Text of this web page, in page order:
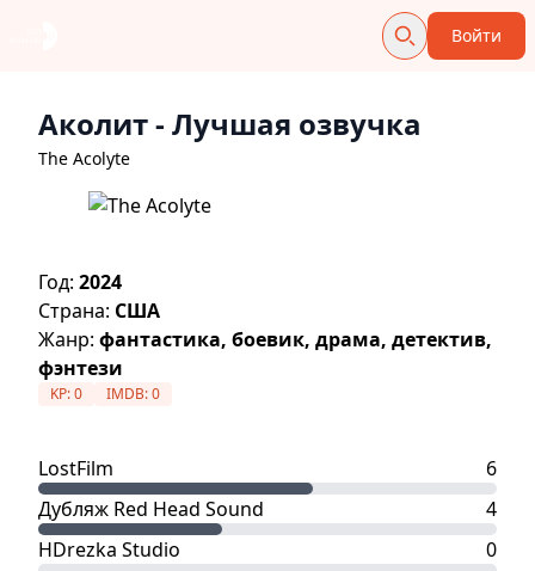
Войти
Аколит- Лучшая озвучка
The Acolyte
Год: 2024
Страна: США
Жанр: фантастика, боевик, драма, детектив,
фэнтези
KP:0 IMDB:0
LostFilm
6
Дубляж Red Head Sound
4
HDrezka Studio
0